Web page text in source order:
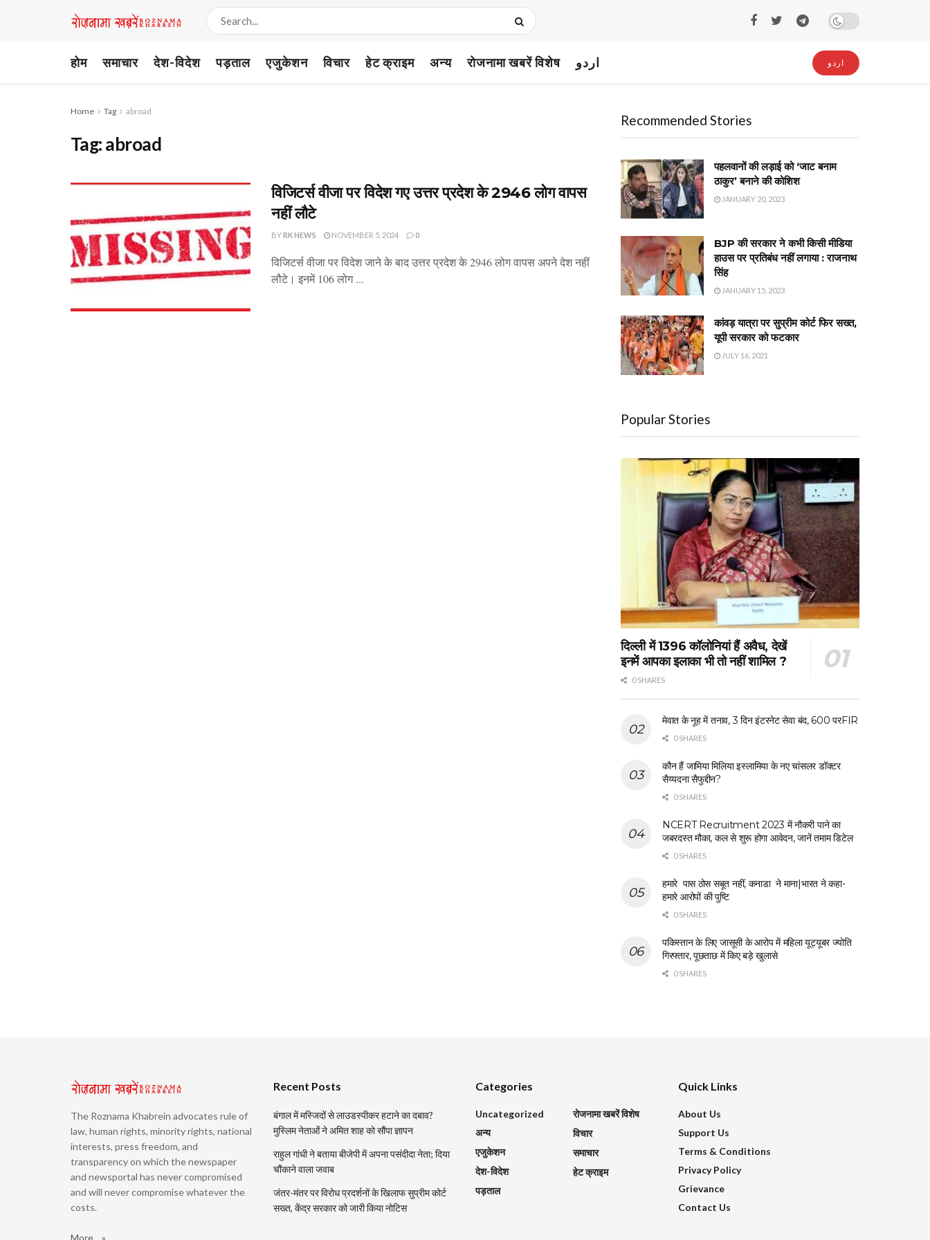
होम समाचार देश-विदेश पड़ताल एजुकेशन विचार हेट क्राइम अन्य रोजनामा खबरें विशेष اردو اردو
Home Tag abroad
Tag:abroad
विजिटर्स वीजा पर विदेश गए उत्तर प्रदेश के 2946 लोग वापस
नहीं लौटे
BYRK NEWS NOVEMBER 5, 2024 0
विजिटर्स वीजा पर विदेश जाने के बाद उत्तर प्रदेश के 2946 लोग वापस अपने देश नहीं
लौटे। इनमें 106 लोग ...
Recommended Stories
पहलवानों की लड़ाई को ‘जाट बनाम
ठाकुर’ बनाने की कोशिश
JANUARY 20, 2023
BJP की सरकार ने कभी किसी मीडिया
हाउस पर प्रतिबंध नहीं लगाया : राजनाथ
सिंह
JANUARY 15, 2023
कांवड़ यात्रा पर सुप्रीम कोर्ट फिर सख्त,
यूपी सरकार को फटकार
JULY 16, 2021
Popular Stories
दिल्ली में 1396 कॉलोनियां हैं अवैध, देखें
इनमें आपका इलाका भी तो नहीं शामिल ?
0 SHARES
मेवात के नूह में तनाव, 3 दिन इंटरनेट सेवा बंद, 600 परFIR
0 SHARES
कौन हैं जामिया मिलिया इस्लामिया के नए चांसलर डॉक्टर
सैय्यदना सैफुद्दीन?
0 SHARES
NCERT Recruitment 2023 में नौकरी पाने का
जबरदस्त मौका, कल से शुरू होगा आवेदन, जानें तमाम डिटेल
0 SHARES
हमारे पास ठोस सबूत नहीं, कनाडा ने माना|भारत ने कहा-
हमारे आरोपों की पुष्टि
0 SHARES
पकिस्तान के लिए जासूसी के आरोप में महिला यूट्यूबर ज्योति
गिरफ्तार, पूछताछ में किए बड़े खुलासे
0 SHARES
The Roznama Khabrein advocates rule of
law, human rights, minority rights, national
interests, press freedom, and
transparency on which the newspaper
and newsportal has never compromised
and will never compromise whatever the
costs.
Recent Posts
बंगाल में मस्जिदों से लाउडस्पीकर हटाने का दबाव?
मुस्लिम नेताओं ने अमित शाह को सौंपा ज्ञापन
राहुल गांधी ने बताया बीजेपी में अपना पसंदीदा नेता; दिया
चौंकाने वाला जवाब
जंतर-मंतर पर विरोध प्रदर्शनों के खिलाफ सुप्रीम कोर्ट
सख्त, केंद्र सरकार को जारी किया नोटिस
Categories
Uncategorized
अन्य
एजुकेशन
देश-विदेश
पड़ताल
रोजनामा खबरें विशेष
विचार
समाचार
हेट क्राइम
Quick Links
About Us
Support Us
Terms & Conditions
Privacy Policy
Grievance
Contact Us